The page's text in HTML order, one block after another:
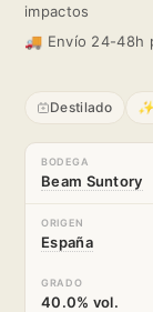
impactos
🚚 Envío 24-48h
Destilado
BODEGA
Beam Suntory
ORIGEN
España
GRADO
40.0% vol.